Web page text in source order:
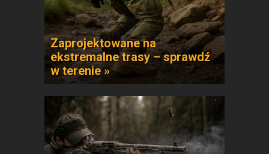
Zaprojektowane na
ekstremalne trasy – sprawdź
w terenie »